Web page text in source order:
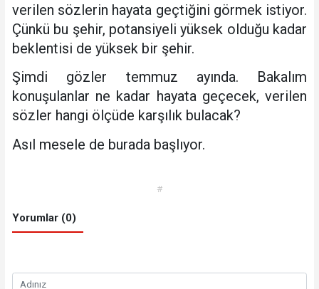
verilen sözlerin hayata geçtiğini görmek istiyor.
Çünkü bu şehir, potansiyeli yüksek olduğu kadar
beklentisi de yüksek bir şehir.
Şimdi gözler temmuz ayında. Bakalım
konuşulanlar ne kadar hayata geçecek, verilen
sözler hangi ölçüde karşılık bulacak?
Asıl mesele de burada başlıyor.
#
Yorumlar (0)